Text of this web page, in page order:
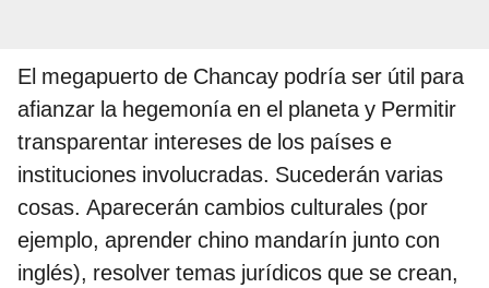
El megapuerto de Chancay podría ser útil para
afianzar la hegemonía en el planeta y Permitir
transparentar intereses de los países e
instituciones involucradas. Sucederán varias
cosas. Aparecerán cambios culturales (por
ejemplo, aprender chino mandarín junto con
inglés), resolver temas jurídicos que se crean,